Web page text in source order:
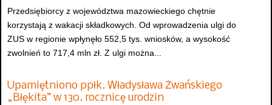
Przedsiębiorcy z województwa mazowieckiego chętnie
korzystają z wakacji składkowych. Od wprowadzenia ulgi do
ZUS w regionie wpłynęło 552,5 tys. wniosków, a wysokość
zwolnień to 717,4 mln zł. Z ulgi można...
Upamiętniono ppłk. Władysława Żwańskiego
„Błękita” w 130. rocznicę urodzin